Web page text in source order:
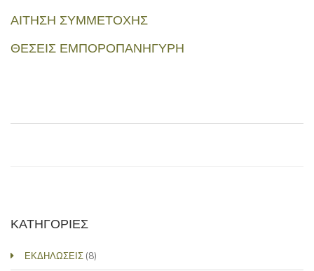
ΑΙΤΗΣΗ ΣΥΜΜΕΤΟΧΗΣ
ΘΕΣΕΙΣ ΕΜΠΟΡΟΠΑΝΗΓΥΡΗ
ΚΑΤΗΓΟΡΙΕΣ
ΕΚΔΗΛΩΣΕΙΣ (8)